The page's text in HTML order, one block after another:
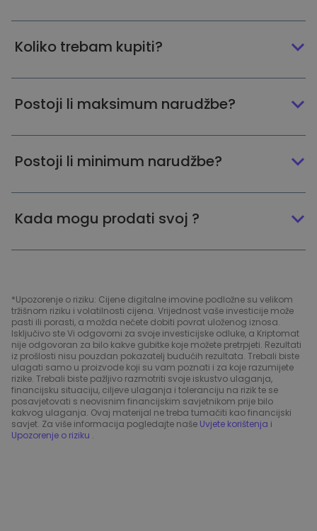
Koliko trebam kupiti?
Postoji li maksimum narudžbe?
Postoji li minimum narudžbe?
Kada mogu prodati svoj ?
*Upozorenje o riziku: Cijene digitalne imovine podložne su velikom
tržišnom riziku i volatilnosti cijena. Vrijednost vaše investicije može
pasti ili porasti, a možda nećete dobiti povrat uloženog iznosa.
Isključivo ste Vi odgovorni za svoje investicijske odluke, a Kriptomat
nije odgovoran za bilo kakve gubitke koje možete pretrpjeti. Rezultati
iz prošlosti nisu pouzdan pokazatelj budućih rezultata. Trebali biste
ulagati samo u proizvode koji su vam poznati i za koje razumijete
rizike. Trebali biste pažljivo razmotriti svoje iskustvo ulaganja,
financijsku situaciju, ciljeve ulaganja i toleranciju na rizik te se
posavjetovati s neovisnim financijskim savjetnikom prije bilo
kakvog ulaganja. Ovaj materijal ne treba tumačiti kao financijski
savjet. Za više informacija pogledajte naše Uvjete korištenja i
Upozorenje o riziku .